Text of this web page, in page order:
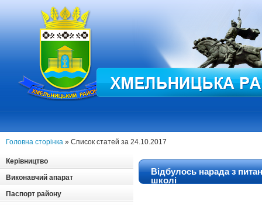
Головна сторінка » Список статей за 24.10.2017
Керівництво
Виконавчий апарат
Паспорт району
Відбулось нарада з
школі